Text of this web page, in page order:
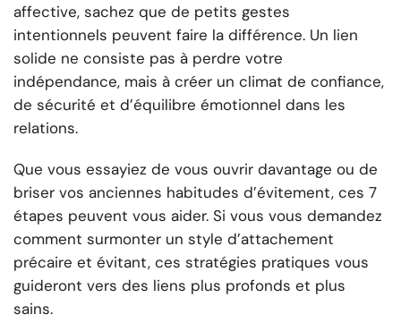
affective, sachez que de petits gestes
intentionnels peuvent faire la différence. Un lien
solide ne consiste pas à perdre votre
indépendance, mais à créer un climat de confiance,
de sécurité et d’équilibre émotionnel dans les
relations.
Que vous essayiez de vous ouvrir davantage ou de
briser vos anciennes habitudes d’évitement, ces 7
étapes peuvent vous aider. Si vous vous demandez
comment surmonter un style d’attachement
précaire et évitant, ces stratégies pratiques vous
guideront vers des liens plus profonds et plus
sains.